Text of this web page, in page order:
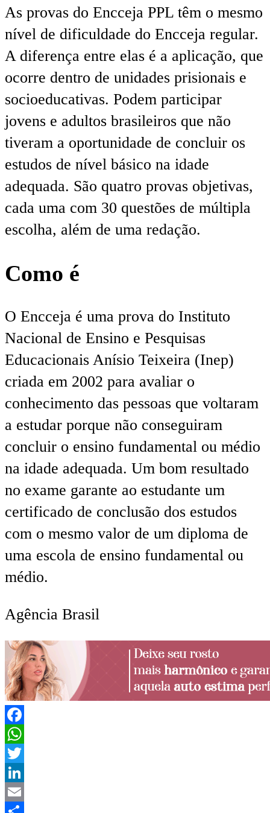
As provas do Encceja PPL têm o mesmo
nível de dificuldade do Encceja regular.
A diferença entre elas é a aplicação, que
ocorre dentro de unidades prisionais e
socioeducativas. Podem participar
jovens e adultos brasileiros que não
tiveram a oportunidade de concluir os
estudos de nível básico na idade
adequada. São quatro provas objetivas,
cada uma com 30 questões de múltipla
escolha, além de uma redação.
Como é
O Encceja é uma prova do Instituto
Nacional de Ensino e Pesquisas
Educacionais Anísio Teixeira (Inep)
criada em 2002 para avaliar o
conhecimento das pessoas que voltaram
a estudar porque não conseguiram
concluir o ensino fundamental ou médio
na idade adequada. Um bom resultado
no exame garante ao estudante um
certificado de conclusão dos estudos
com o mesmo valor de um diploma de
uma escola de ensino fundamental ou
médio.
Agência Brasil
Facebook
WhatsApp
Twitter
LinkedIn